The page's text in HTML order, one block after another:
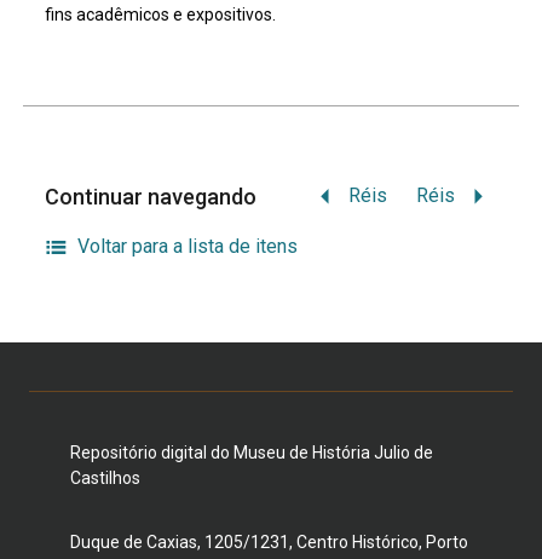
fins acadêmicos e expositivos.
Continuar navegando Réis Réis
Voltar para a lista de itens
Repositório digital do Museu de História Julio de
Castilhos
Duque de Caxias, 1205/1231, Centro Histórico, Porto